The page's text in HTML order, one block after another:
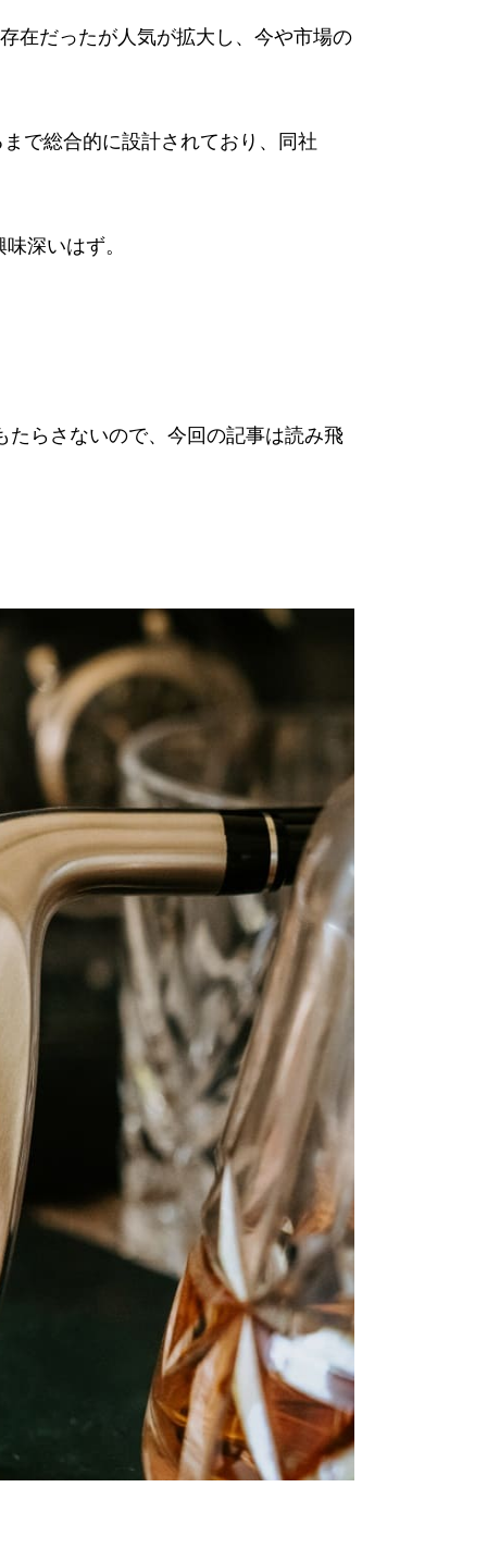
在だったが人気が拡大し、今や市場の
で総合的に設計されており、同社
深いはず。
らさないので、今回の記事は読み飛